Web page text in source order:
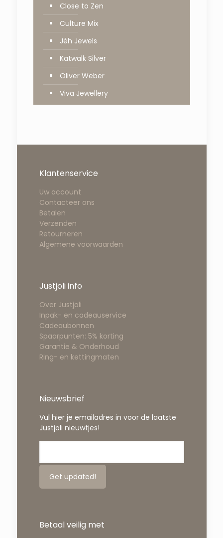
Close to Zen
Culture Mix
Jéh Jewels
Katwalk Silver
Oliver Weber
Viva Jewellery
Klantenservice
Uw account
Contacteer ons
Betalen
Verzenden
Retourneren
Algemene voorwaarden
Justjoli info
Over Justjoli
Inpak- en cadeauservice
Cadeaubonnen
Spaarpunten: 5% korting
Garantie & Onderhoud
Ring- en kettingmaten
Nieuwsbrief
Vul hier je emailadres in voor de laatste
Justjoli nieuwtjes!
Betaal veilig met